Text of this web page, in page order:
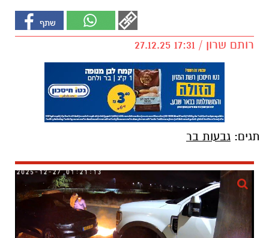
רותם שרון / 17:31 27.12.25
תגים: גבעות בר